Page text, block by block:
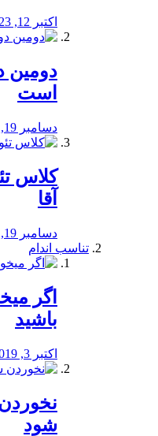
اکتبر 12, 2023
دومین
است
دسامبر 19, 2019
آقا
دسامبر 19, 2019
تناسب اندام
اگر
باشید
اکتبر 3, 2019
‌شود